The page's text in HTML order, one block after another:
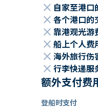
close 自家至港口
close 各个港口的
close 靠港观光游
close 船上个人费
close 海外旅行伤
close 行李快递服
额外支付费
登船时支付